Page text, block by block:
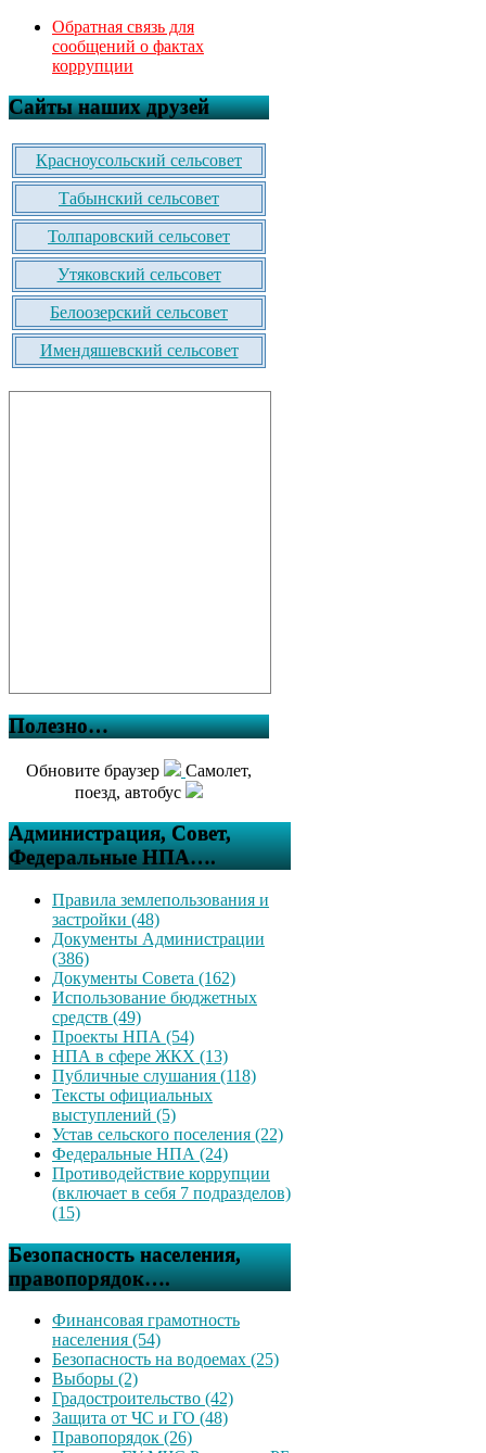
Обратная связь для
сообщений о фактах
коррупции
Сайты наших друзей
Красноусольский сельсовет
Табынский сельсовет
Толпаровский сельсовет
Утяковский сельсовет
Белоозерский сельсовет
Имендяшевский сельсовет
Полезно…
Обновите браузер
Самолет,
поезд, автобус
Администрация, Совет,
Федеральные НПА….
Правила землепользования и
застройки (48)
Документы Администрации
(386)
Документы Совета (162)
Использование бюджетных
средств (49)
Проекты НПА (54)
НПА в сфере ЖКХ (13)
Публичные слушания (118)
Тексты официальных
выступлений (5)
Устав сельского поселения (22)
Федеральные НПА (24)
Противодействие коррупции
(включает в себя 7 подразделов)
(15)
Безопасность населения,
правопорядок….
Финансовая грамотность
населения (54)
Безопасность на водоемах (25)
Выборы (2)
Градостроительство (42)
Защита от ЧС и ГО (48)
Правопорядок (26)